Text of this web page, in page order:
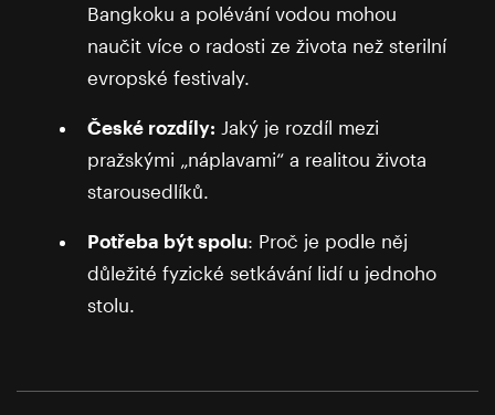
Bangkoku a polévání vodou mohou
naučit více o radosti ze života než sterilní
evropské festivaly.
České rozdíly: Jaký je rozdíl mezi
pražskými „náplavami“ a realitou života
starousedlíků.
Potřeba být spolu: Proč je podle něj
důležité fyzické setkávání lidí u jednoho
stolu.